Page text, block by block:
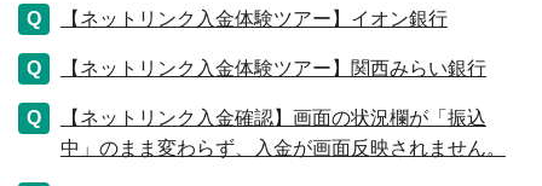
【ネットリンク入金体験ツアー】イオン銀行
【ネットリンク入金体験ツアー】関西みらい銀行
【ネットリンク入金確認】画面の状況欄が「振込
中」のまま変わらず、入金が画面反映されません。